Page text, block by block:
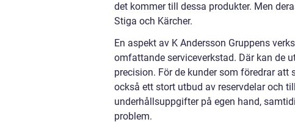
det kommer till dessa produkter. Men
Stiga och Kärcher.
En aspekt av K Andersson Gruppens
omfattande serviceverkstad. Där kan de
precision. För de kunder som föredrar att
också ett stort utbud av reservdelar och
underhållsuppgifter på egen hand,
problem.